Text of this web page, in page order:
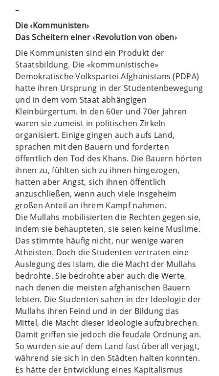
–
Die ‹Kommunisten›
Das Scheitern einer ‹Revolution von oben›
Die Kommunisten sind ein Produkt der
Staatsbildung. Die «kommunistische»
Demokratische Volkspartei Afghanistans (PDPA)
hatte ihren Ursprung in der Studentenbewegung
und in dem vom Staat abhängigen
Kleinbürgertum. In den 60er und 70er Jahren
waren sie zumeist in politischen Zirkeln
organisiert. Einige gingen auch aufs Land,
sprachen mit den Bauern und forderten
öffentlich den Tod des Khans. Die Bauern hörten
ihnen zu, fühlten sich zu ihnen hingezogen,
hatten aber Angst, sich ihnen öffentlich
anzuschließen, wenn auch viele insgeheim
großen Anteil an ihrem Kampf nahmen.
Die Mullahs mobilisierten die Rechten gegen sie,
indem sie behaupteten, sie seien keine Muslime.
Das stimmte häufig nicht, nur wenige waren
Atheisten. Doch die Studenten vertraten eine
Auslegung des Islam, die die Macht der Mullahs
bedrohte. Sie bedrohte aber auch die Werte,
nach denen die meisten afghanischen Bauern
lebten. Die Studenten sahen in der Ideologie der
Mullahs ihren Feind und in der Bildung das
Mittel, die Macht dieser Ideologie aufzubrechen.
Damit griffen sie jedoch die feudale Ordnung an.
So wurden sie auf dem Land fast überall verjagt,
während sie sich in den Städten halten konnten.
Es hätte der Entwicklung eines Kapitalismus